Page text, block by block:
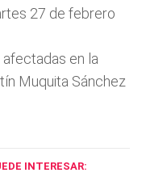
27 de febrero
en la
Muquita Sánchez
INTERESAR: